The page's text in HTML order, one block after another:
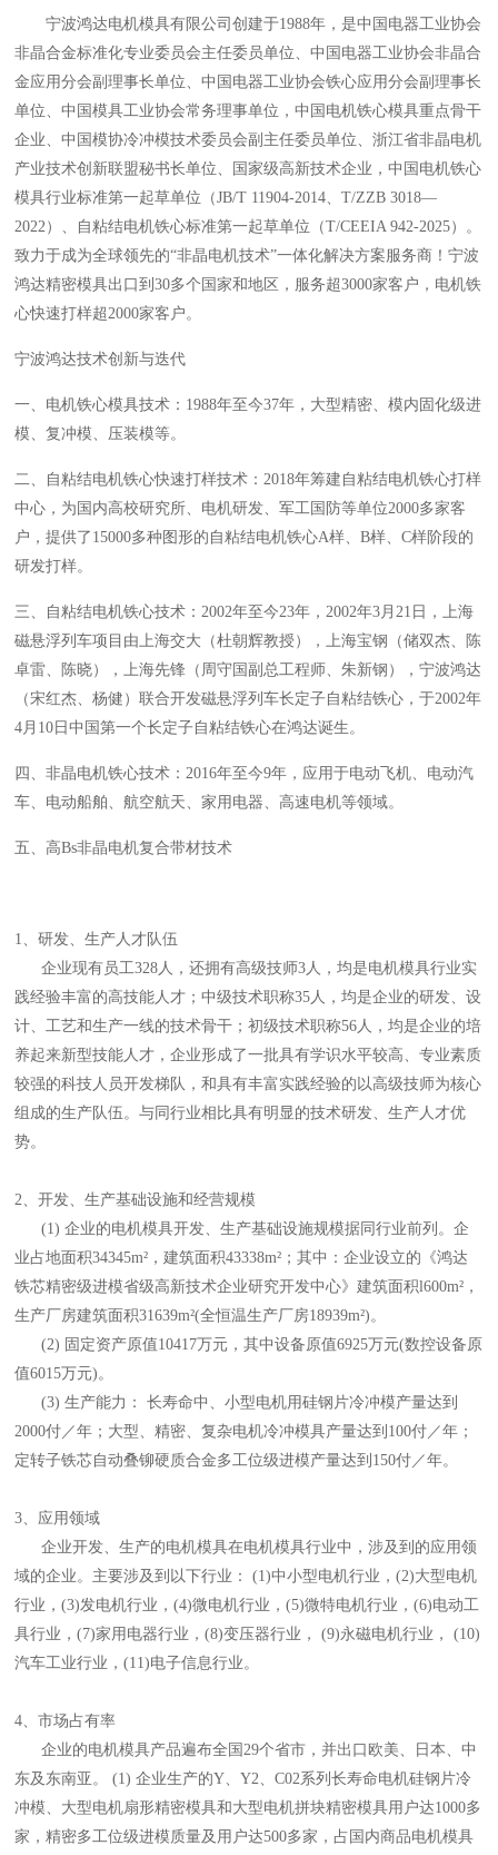
宁波鸿达电机模具有限公司创建于1988年，是中国电器工业协会
非晶合金标准化专业委员会主任委员单位、中国电器工业协会非晶合
金应用分会副理事长单位、中国电器工业协会铁心应用分会副理事长
单位、中国模具工业协会常务理事单位，中国电机铁心模具重点骨干
企业、中国模协冷冲模技术委员会副主任委员单位、浙江省非晶电机
产业技术创新联盟秘书长单位、国家级高新技术企业，中国电机铁心
模具行业标准第一起草单位（JB/T 11904-2014、T/ZZB 3018—
2022）、自粘结电机铁心标准第一起草单位（T/CEEIA 942-2025）。
致力于成为全球领先的“非晶电机技术”一体化解决方案服务商！宁波
鸿达精密模具出口到30多个国家和地区，服务超3000家客户，电机铁
心快速打样超2000家客户。
宁波鸿达技术创新与迭代
一、电机铁心模具技术：1988年至今37年，大型精密、模内固化级进
模、复冲模、压装模等。
二、自粘结电机铁心快速打样技术：2018年筹建自粘结电机铁心打样
中心，为国内高校研究所、电机研发、军工国防等单位2000多家客
户，提供了15000多种图形的自粘结电机铁心A样、B样、C样阶段的
研发打样。
三、自粘结电机铁心技术：2002年至今23年，2002年3月21日，上海
磁悬浮列车项目由上海交大（杜朝辉教授），上海宝钢（储双杰、陈
卓雷、陈晓），上海先锋（周守国副总工程师、朱新钢），宁波鸿达
（宋红杰、杨健）联合开发磁悬浮列车长定子自粘结铁心，于2002年
4月10日中国第一个长定子自粘结铁心在鸿达诞生。
四、非晶电机铁心技术：2016年至今9年，应用于电动飞机、电动汽
车、电动船舶、航空航天、家用电器、高速电机等领域。
五、高Bs非晶电机复合带材技术
1、研发、生产人才队伍
企业现有员工328人，还拥有高级技师3人，均是电机模具行业实
践经验丰富的高技能人才；中级技术职称35人，均是企业的研发、设
计、工艺和生产一线的技术骨干；初级技术职称56人，均是企业的培
养起来新型技能人才，企业形成了一批具有学识水平较高、专业素质
较强的科技人员开发梯队，和具有丰富实践经验的以高级技师为核心
组成的生产队伍。与同行业相比具有明显的技术研发、生产人才优
势。
2、开发、生产基础设施和经营规模
(1) 企业的电机模具开发、生产基础设施规模据同行业前列。企
业占地面积34345m²，建筑面积43338m²；其中：企业设立的《鸿达
铁芯精密级进模省级高新技术企业研究开发中心》建筑面积l600m²，
生产厂房建筑面积31639m²(全恒温生产厂房18939m²)。
(2) 固定资产原值10417万元，其中设备原值6925万元(数控设备原
值6015万元)。
(3) 生产能力： 长寿命中、小型电机用硅钢片冷冲模产量达到
2000付／年；大型、精密、复杂电机冷冲模具产量达到100付／年；
定转子铁芯自动叠铆硬质合金多工位级进模产量达到150付／年。
3、应用领域
企业开发、生产的电机模具在电机模具行业中，涉及到的应用领
域的企业。主要涉及到以下行业： (1)中小型电机行业，(2)大型电机
行业，(3)发电机行业，(4)微电机行业，(5)微特电机行业，(6)电动工
具行业，(7)家用电器行业，(8)变压器行业， (9)永磁电机行业， (10)
汽车工业行业，(11)电子信息行业。
4、市场占有率
企业的电机模具产品遍布全国29个省市，并出口欧美、日本、中
东及东南亚。 (1) 企业生产的Y、Y2、C02系列长寿命电机硅钢片冷
冲模、大型电机扇形精密模具和大型电机拼块精密模具用户达1000多
家，精密多工位级进模质量及用户达500多家，占国内商品电机模具